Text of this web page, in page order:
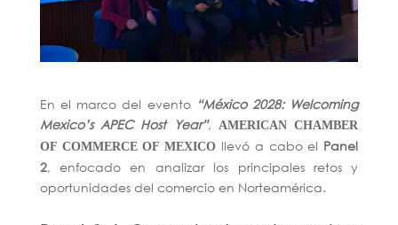
En el marco del evento “México 2028: Welcoming
Mexico’s APEC Host Year”,
AMERICAN CHAMBER
OF COMMERCE OF MEXICO llevó a cabo el Panel
2, enfocado en analizar los principales retos y
oportunidades del comercio en Norteamérica.